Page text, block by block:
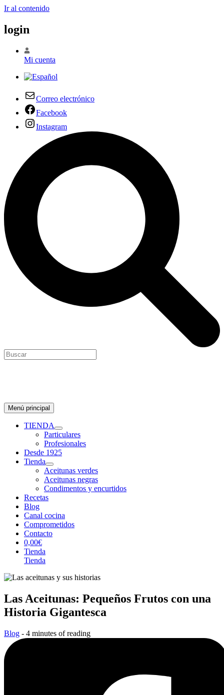
Ir al contenido
login
Mi cuenta
Correo electrónico
Facebook
Instagram
Menú principal
TIENDA
Particulares
Profesionales
Desde 1925
Tienda
Aceitunas verdes
Aceitunas negras
Condimentos y encurtidos
Recetas
Blog
Canal cocina
Comprometidos
Contacto
0,00€
Tienda
Tienda
Las Aceitunas: Pequeños Frutos con una
Historia Gigantesca
Blog - 4 minutes of reading